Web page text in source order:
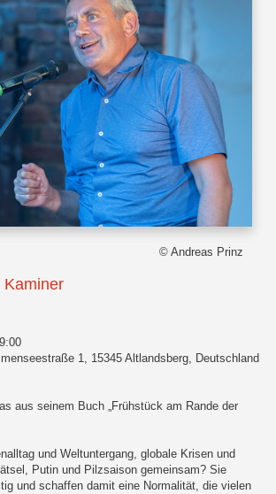
© Andreas Prinz
Kaminer
1, 15345 Altlandsberg, Deutschland
aus seinem Buch „Frühstück am Rande der
und Weltuntergang, globale Krisen und
Putin und Pilzsaison gemeinsam? Sie
und schaffen damit eine Normalität, die vielen